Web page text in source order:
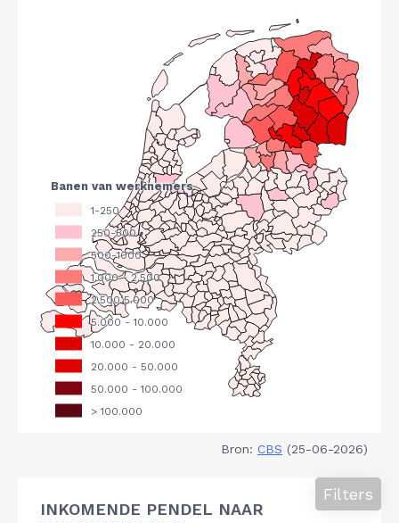
Bron: CBS (25-06-2026)
INKOMENDE PENDEL NAAR
Filters